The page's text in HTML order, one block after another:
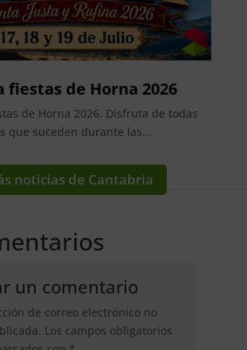
fiestas de Horna 2026
de Horna 2026. Disfruta de todas
que suceden durante las...
noticias de Cantabria
un comentario
de correo electrónico no
Los campos obligatorios